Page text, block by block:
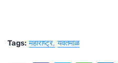
Tags: महाराष्ट्र यवतमाळ